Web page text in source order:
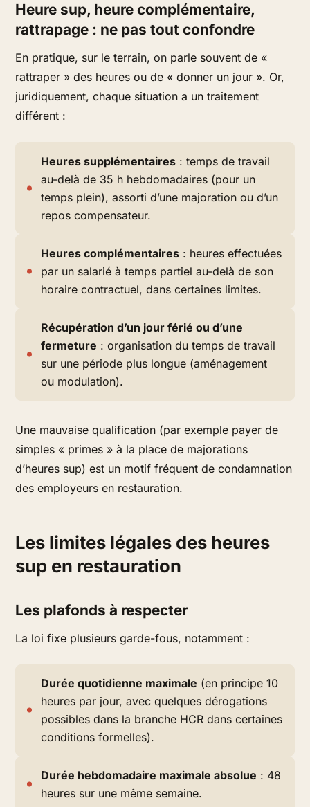
Heure sup, heure complémentaire,
rattrapage : ne pas tout confondre
En pratique, sur le terrain, on parle souvent de «
rattraper » des heures ou de « donner un jour ». Or,
juridiquement, chaque situation a un traitement
différent :
Heures supplémentaires : temps de travail
au-delà de 35 h hebdomadaires (pour un
temps plein), assorti d’une majoration ou d’un
repos compensateur.
Heures complémentaires : heures effectuées
par un salarié à temps partiel au-delà de son
horaire contractuel, dans certaines limites.
Récupération d’un jour férié ou d’une
fermeture : organisation du temps de travail
sur une période plus longue (aménagement
ou modulation).
Une mauvaise qualification (par exemple payer de
simples « primes » à la place de majorations
d’heures sup) est un motif fréquent de condamnation
des employeurs en restauration.
Les limites légales des heures
sup en restauration
Les plafonds à respecter
La loi fixe plusieurs garde-fous, notamment :
Durée quotidienne maximale (en principe 10
heures par jour, avec quelques dérogations
possibles dans la branche HCR dans certaines
conditions formelles).
Durée hebdomadaire maximale absolue : 48
heures sur une même semaine.